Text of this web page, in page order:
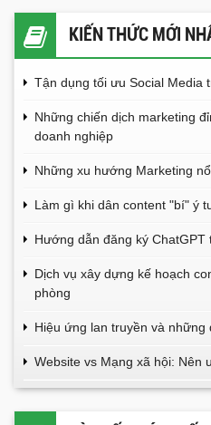
KIẾN THỨC MỚI
Tận dụng tối ưu Social Media
Những chiến dịch marketing
doanh nghiệp
Những xu hướng Marketing
Làm gì khi dân content "bí" ý
Hướng dẫn đăng ký ChatGPT
Dịch vụ xây dựng kế hoạch
phòng
Hiệu ứng lan truyền và những
Website vs Mạng xã hội: Nên